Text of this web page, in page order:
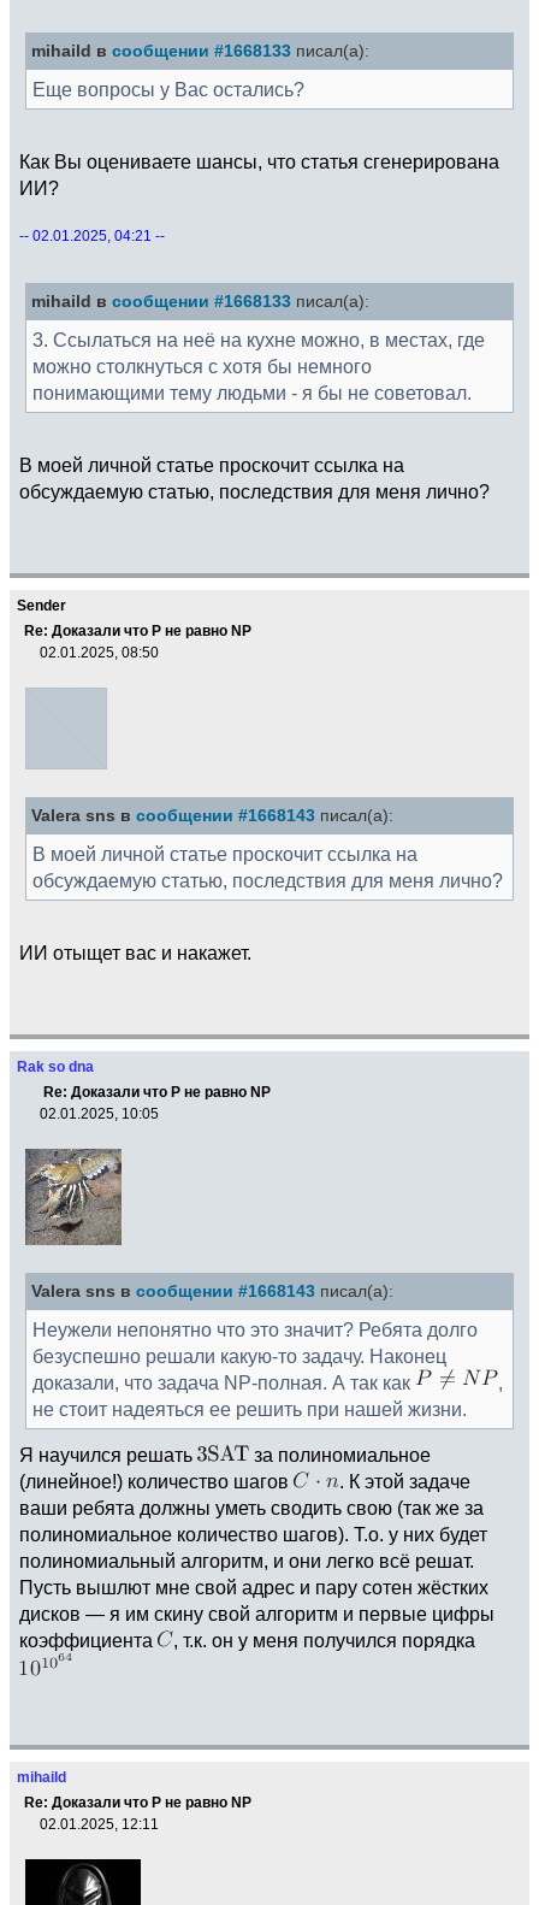
mihaild в сообщении #1668133 писал(а):
Еще вопросы у Вас остались?
Как Вы оцениваете шансы, что статья сгенерирована
ИИ?
-- 02.01.2025, 04:21 --
mihaild в сообщении #1668133 писал(а):
3. Ссылаться на неё на кухне можно, в местах, где
можно столкнуться с хотя бы немного
понимающими тему людьми - я бы не советовал.
В моей личной статье проскочит ссылка на
обсуждаемую статью, последствия для меня лично?
Sender
Re: Доказали что Р не равно NP
02.01.2025, 08:50
Valera sns в сообщении #1668143 писал(а):
В моей личной статье проскочит ссылка на
обсуждаемую статью, последствия для меня лично?
ИИ отыщет вас и накажет.
Rak so dna
Re: Доказали что Р не равно NP
02.01.2025, 10:05
Valera sns в сообщении #1668143 писал(а):
Неужели непонятно что это значит? Ребята долго
безуспешно решали какую-то задачу. Наконец
доказали, что задача NP-полная. А так как
,
не стоит надеяться ее решить при нашей жизни.
Я научился решать
за полиномиальное
(линейное!) количество шагов
. К этой задаче
ваши ребята должны уметь сводить свою (так же за
полиномиальное количество шагов). Т.о. у них будет
полиномиальный алгоритм, и они легко всё решат.
Пусть вышлют мне свой адрес и пару сотен жёстких
дисков — я им скину свой алгоритм и первые цифры
коэффициента
, т.к. он у меня получился порядка
mihaild
Re: Доказали что Р не равно NP
02.01.2025, 12:11